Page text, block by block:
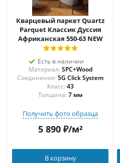
Кварцевый паркет Quartz
Parquet Классик Дуссия
Африканская 550-63 NEW
Есть в наличии
Материал: SPC+Wood
Соединение: 5G Click System
43
Толщина: 7 мм
Получить фото образца
5 890₽/м²
В корзину